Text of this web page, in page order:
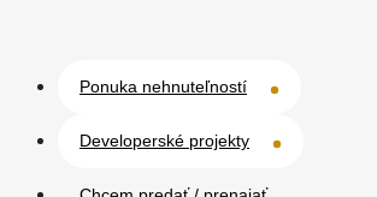
Ponuka nehnuteľností
Developerské projekty